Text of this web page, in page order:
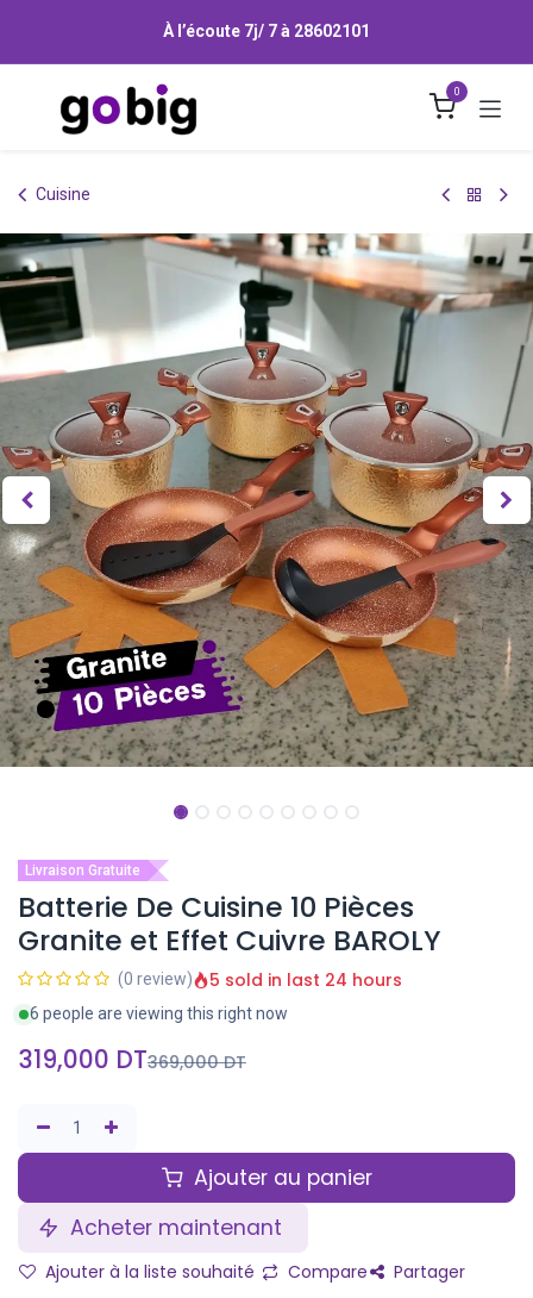
À l’écoute 7j/ 7 à 28602101
0
Cuisine
Livraison Gratuite
Batterie De Cuisine 10 Pièces
Granite et Effet Cuivre BAROLY
(0 review) 5 sold in last 24 hours
6 people are viewing this right now
319,000 DT369,000DT
Ajouter au panier
Acheter maintenant
Ajouter à la liste souhaité Compare Partager